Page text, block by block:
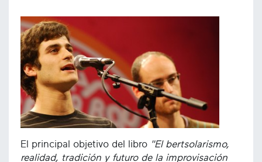
El principal objetivo del libro "El bertsolarismo,
realidad, tradición y futuro de la improvisación